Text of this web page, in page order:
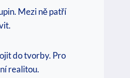
Mezi ně patří
do tvorby. Pro
realitou.